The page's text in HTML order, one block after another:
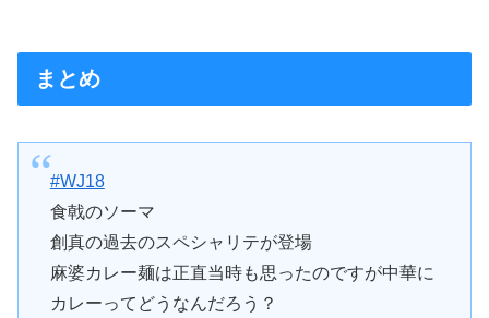
まとめ
#WJ18
食戟のソーマ
創真の過去のスペシャリテが登場
麻婆カレー麺は正直当時も思ったのですが中華に
カレーってどうなんだろう？